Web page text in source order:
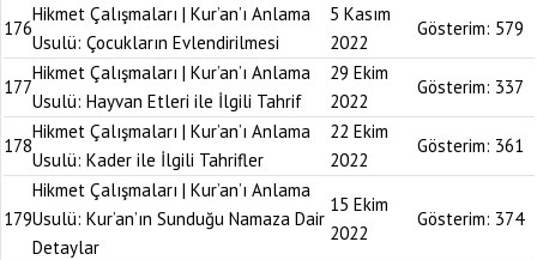
176
Hikmet Çalışmaları | Kur’an’ı Anlama
Usulü: Çocukların Evlendirilmesi
5 Kasım
2022
Gösterim: 579
177
Hikmet Çalışmaları | Kur’an’ı Anlama
Usulü: Hayvan Etleri ile İlgili Tahrif
29 Ekim
2022
Gösterim: 337
178
Hikmet Çalışmaları | Kur’an’ı Anlama
Usulü: Kader ile İlgili Tahrifler
22 Ekim
2022
Gösterim: 361
179
Hikmet Çalışmaları | Kur’an’ı Anlama
Usulü: Kur’an’ın Sunduğu Namaza Dair
Detaylar
15 Ekim
2022
Gösterim: 374